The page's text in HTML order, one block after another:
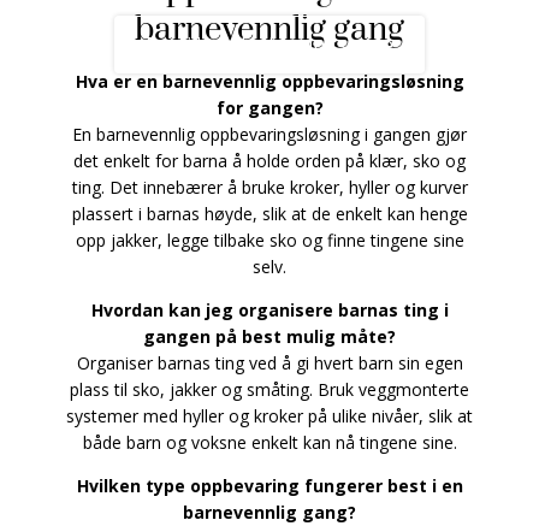
Bestill et planleggingsmøte
barnevennlig gang
Hva er en barnevennlig oppbevaringsløsning
for gangen?
En barnevennlig oppbevaringsløsning i gangen gjør
det enkelt for barna å holde orden på klær, sko og
ting. Det innebærer å bruke kroker, hyller og kurver
plassert i barnas høyde, slik at de enkelt kan henge
opp jakker, legge tilbake sko og finne tingene sine
selv.
Hvordan kan jeg organisere barnas ting i
gangen på best mulig måte?
Organiser barnas ting ved å gi hvert barn sin egen
plass til sko, jakker og småting. Bruk veggmonterte
systemer med hyller og kroker på ulike nivåer, slik at
både barn og voksne enkelt kan nå tingene sine.
Hvilken type oppbevaring fungerer best i en
barnevennlig gang?